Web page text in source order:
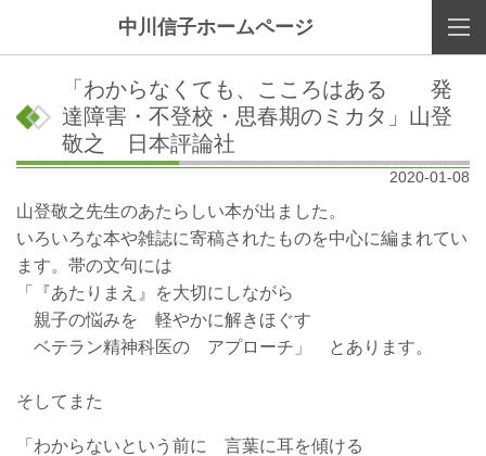
中川信子ホームページ
「わからなくても、こころはある 発
達障害・不登校・思春期のミカタ」山登
敬之 日本評論社
2020-01-08
山登敬之先生のあたらしい本が出ました。
いろいろな本や雑誌に寄稿されたものを中心に編まれてい
ます。帯の文句には
「『あたりまえ』を大切にしながら
親子の悩みを 軽やかに解きほぐす
ベテラン精神科医の アプローチ」 とあります。
そしてまた
「わからないという前に 言葉に耳を傾ける